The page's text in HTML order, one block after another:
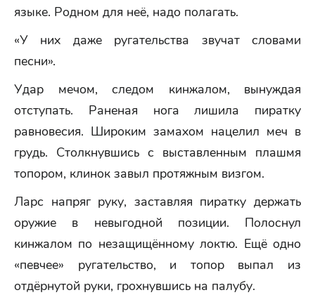
языке. Родном для неё, надо полагать.
«У них даже ругательства звучат словами
песни».
Удар мечом, следом кинжалом, вынуждая
отступать. Раненая нога лишила пиратку
равновесия. Широким замахом нацелил меч в
грудь. Столкнувшись с выставленным плашмя
топором, клинок завыл протяжным визгом.
Ларс напряг руку, заставляя пиратку держать
оружие в невыгодной позиции. Полоснул
кинжалом по незащищённому локтю. Ещё одно
«певчее» ругательство, и топор выпал из
отдёрнутой руки, грохнувшись на палубу.